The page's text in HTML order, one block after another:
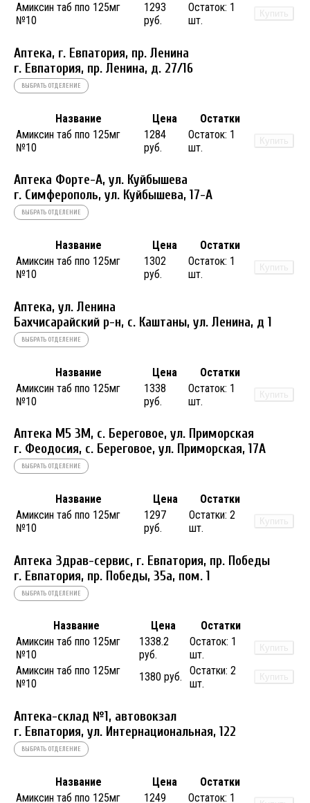
Амиксин таб ппо 125мг
№10
1293
руб.
Остаток: 1
шт.
Купить
Аптека, г. Евпатория, пр. Ленина
г. Евпатория, пр. Ленина, д. 27/16
ВЫБРАТЬ ОТДЕЛЕНИЕ
Название Цена
Остатки
Амиксин таб ппо 125мг
№10
1284
руб.
Остаток: 1
шт.
Купить
Аптека Форте-А, ул. Куйбышева
г. Симферополь, ул. Куйбышева, 17-А
ВЫБРАТЬ ОТДЕЛЕНИЕ
Название Цена
Остатки
Амиксин таб ппо 125мг
№10
1302
руб.
Остаток: 1
шт.
Купить
Аптека, ул. Ленина
Бахчисарайский р-н, с. Каштаны, ул. Ленина, д 1
ВЫБРАТЬ ОТДЕЛЕНИЕ
Название Цена
Остатки
Амиксин таб ппо 125мг
№10
1338
руб.
Остаток: 1
шт.
Купить
Аптека М5 3М, с. Береговое, ул. Приморская
г. Феодосия, с. Береговое, ул. Приморская, 17А
ВЫБРАТЬ ОТДЕЛЕНИЕ
Название Цена
Остатки
Амиксин таб ппо 125мг
№10
1297
руб.
Остатки: 2
шт.
Купить
Аптека Здрав-сервис, г. Евпатория, пр. Победы
г. Евпатория, пр. Победы, 35а, пом. 1
ВЫБРАТЬ ОТДЕЛЕНИЕ
Название Цена
Остатки
Амиксин таб ппо 125мг
№10
1338.2
руб.
Остаток: 1
шт.
Купить
Амиксин таб ппо 125мг
№10
1380 руб. Остатки: 2
шт.
Купить
Аптека-склад №1, автовокзал
г. Евпатория, ул. Интернациональная, 122
ВЫБРАТЬ ОТДЕЛЕНИЕ
Название Цена
Остатки
Амиксин таб ппо 125мг
1249 Остаток: 1